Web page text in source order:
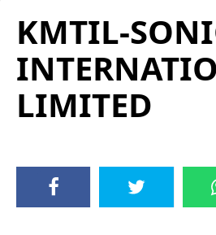
KMTIL-
LIMITED